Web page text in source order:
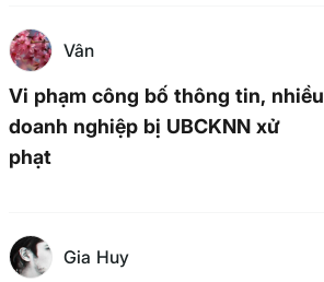
Vân
Vi phạm công bố thông tin, nhiều
doanh nghiệp bị UBCKNN xử
phạt
Gia Huy